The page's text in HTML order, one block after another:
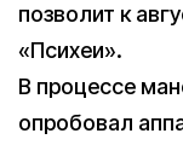
позволит к
«Психеи».
В процессе
опробовал